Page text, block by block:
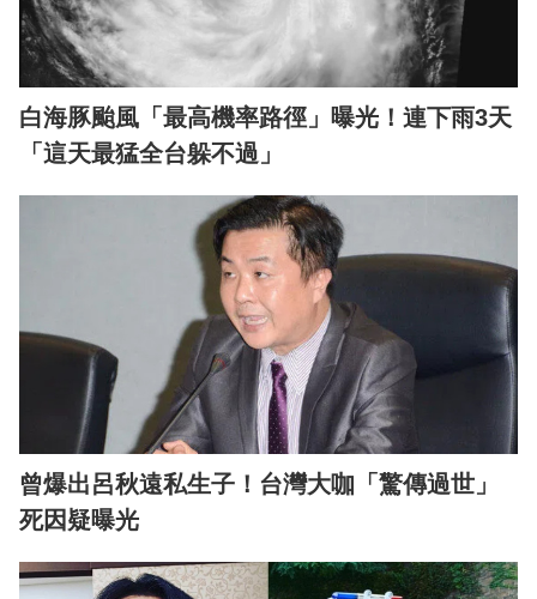
白海豚颱風「最高機率路徑」曝光！連下雨3天
「這天最猛全台躲不過」
曾爆出呂秋遠私生子！台灣大咖「驚傳過世」
死因疑曝光